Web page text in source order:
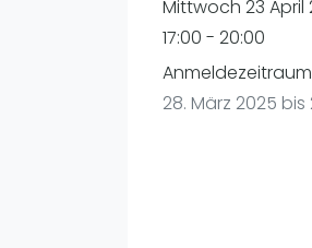
Verschiedenes
Mittwoch 23 April
17:00 - 20:00
28. März 2025 bis